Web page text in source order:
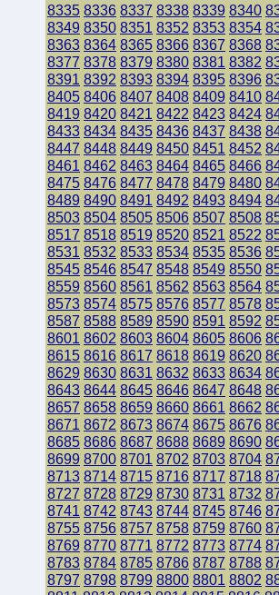
8335 8336 8337 8338 8339 8340
8349 8350 8351 8352 8353 8354
8363 8364 8365 8366 8367 8368
8377 8378 8379 8380 8381 8382
8391 8392 8393 8394 8395 8396
8405 8406 8407 8408 8409 8410
8419 8420 8421 8422 8423 8424
8433 8434 8435 8436 8437 8438
8447 8448 8449 8450 8451 8452
8461 8462 8463 8464 8465 8466
8475 8476 8477 8478 8479 8480
8489 8490 8491 8492 8493 8494
8503 8504 8505 8506 8507 8508
8517 8518 8519 8520 8521 8522
8531 8532 8533 8534 8535 8536
8545 8546 8547 8548 8549 8550
8559 8560 8561 8562 8563 8564
8573 8574 8575 8576 8577 8578
8587 8588 8589 8590 8591 8592
8601 8602 8603 8604 8605 8606
8615 8616 8617 8618 8619 8620
8629 8630 8631 8632 8633 8634
8643 8644 8645 8646 8647 8648
8657 8658 8659 8660 8661 8662
8671 8672 8673 8674 8675 8676
8685 8686 8687 8688 8689 8690
8699 8700 8701 8702 8703 8704
8713 8714 8715 8716 8717 8718
8727 8728 8729 8730 8731 8732
8741 8742 8743 8744 8745 8746
8755 8756 8757 8758 8759 8760
8769 8770 8771 8772 8773 8774
8783 8784 8785 8786 8787 8788
8797 8798 8799 8800 8801 8802